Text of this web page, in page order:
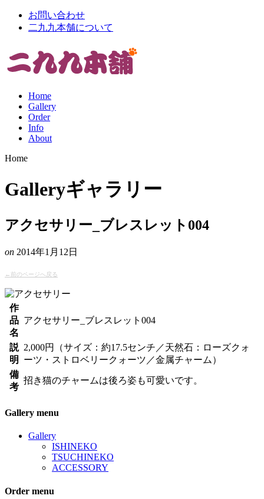
お問い合わせ
二九九本舗について
Home
Gallery
Order
Info
About
Home
Galleryギャラリー
アクセサリー_ブレスレット004
on 2014年1月12日
←前のページへ戻る
作
品
名
アクセサリー_ブレスレット004
説
明
2,000円（サイズ：約17.5センチ／天然石：ローズクォ
ーツ・ストロベリークォーツ／金属チャーム）
備
考
招き猫のチャームは後ろ姿も可愛いです。
Gallery menu
Gallery
ISHINEKO
TSUCHINEKO
ACCESSORY
Order menu